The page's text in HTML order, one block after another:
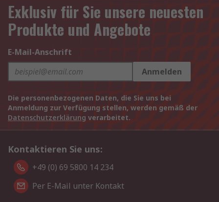
Exklusiv für Sie unsere neuesten
Produkte und Angebote
E-Mail-Anschrift
Anmelden
Die personenbezogenen Daten, die Sie uns bei
Anmeldung zur Verfügung stellen, werden gemäß der
Datenschutzerklärung verarbeitet.
Kontaktieren Sie uns:
+49 (0) 69 5800 14 234
Per E-Mail unter Kontakt